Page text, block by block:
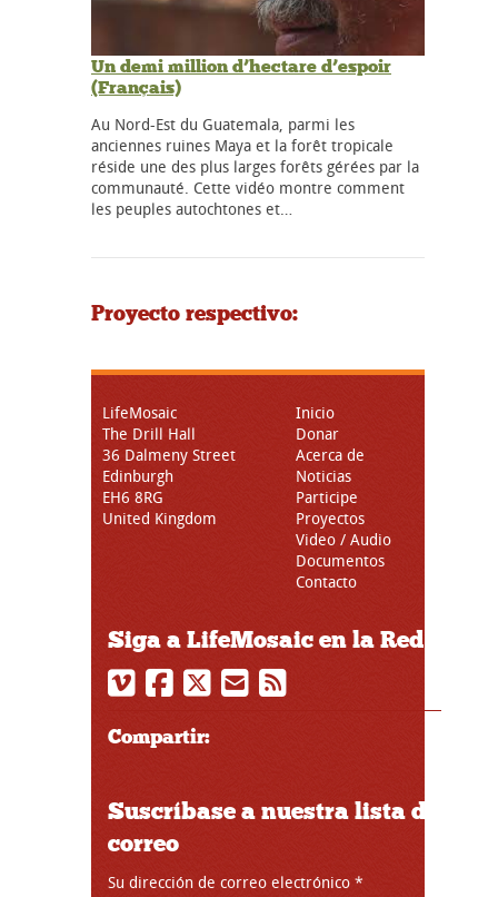
Un demi million d’hectare d’espoir
(Français)
Au Nord-Est du Guatemala, parmi les
anciennes ruines Maya et la forêt tropicale
réside une des plus larges forêts gérées par la
communauté. Cette vidéo montre comment
les peuples autochtones et…
Proyecto respectivo:
LifeMosaic
The Drill Hall
36 Dalmeny Street
Edinburgh
EH6 8RG
United Kingdom
Inicio
Donar
Acerca de
Noticias
Participe
Proyectos
Video / Audio
Documentos
Contacto
Siga a LifeMosaic en la Red
Compartir:
Suscríbase a nuestra lista de
correo
Su dirección de correo electrónico *